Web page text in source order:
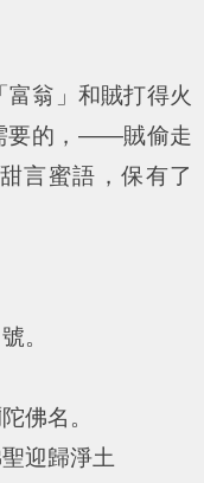
翁」和賊打得火
要的，——賊偷走
言蜜語，保有了
。
佛名。
迎歸淨土